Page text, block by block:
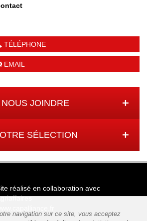
navigation sur ce site, vous acceptez
TÉLÉPHONE
EMAIL
NOUS JOINDRE
SÉLECTION
réalisé en collaboration avec